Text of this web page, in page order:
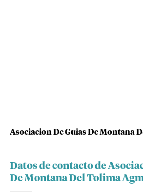
Asociacion De Guias De Montana
Datos de contacto de
De Montana Del Tolima